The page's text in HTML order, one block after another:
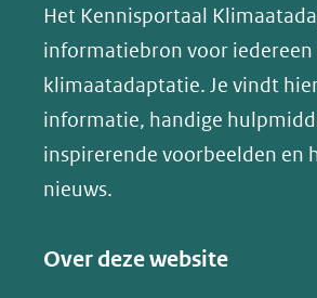
website)
website)
website)
y
(opent
in
nieuw
venster)
naar
een
andere
website)
Het Kennisportaal
informatiebron voor iedereen
klimaatadaptatie. Je vindt
informatie, handige
inspirerende voorbeelden en
nieuws.
Over deze website